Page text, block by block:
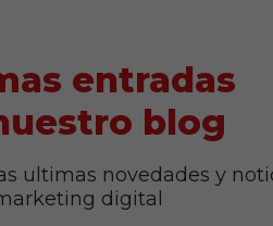
entradas
blog
ultimas novedades y
digital